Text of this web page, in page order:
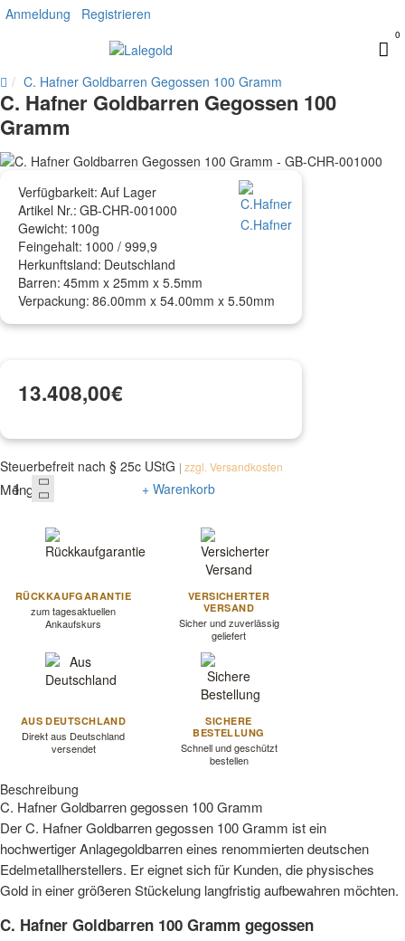
Anmeldung Registrieren
0
Startseite
C. Hafner Goldbarren Gegossen 100 Gramm
Goldbarren
C. Hafner Goldbarren Gegossen 100
Gramm
Verfügbarkeit: Auf Lager
Artikel Nr.: GB-CHR-001000
Gewicht: 100g
Feingehalt: 1000 / 999,9
Herkunftsland: Deutschland
Barren: 45mm x 25mm x 5.5mm
Verpackung: 86.00mm x 54.00mm x 5.50mm
C.Hafner
13.408,00€
Steuerbefreit nach § 25c UStG | zzgl. Versandkosten
Menge + Warenkorb
RÜCKKAUFGARANTIE
zum tagesaktuellen
Ankaufskurs
VERSICHERTER
VERSAND
Sicher und zuverlässig
geliefert
AUS DEUTSCHLAND
Direkt aus Deutschland
versendet
SICHERE
BESTELLUNG
Schnell und geschützt
bestellen
Beschreibung
C. Hafner Goldbarren gegossen 100 Gramm
Der C. Hafner Goldbarren gegossen 100 Gramm ist ein
hochwertiger Anlagegoldbarren eines renommierten deutschen
Edelmetallherstellers. Er eignet sich für Kunden, die physisches
Gold in einer größeren Stückelung langfristig aufbewahren möchten.
C. Hafner Goldbarren 100 Gramm gegossen